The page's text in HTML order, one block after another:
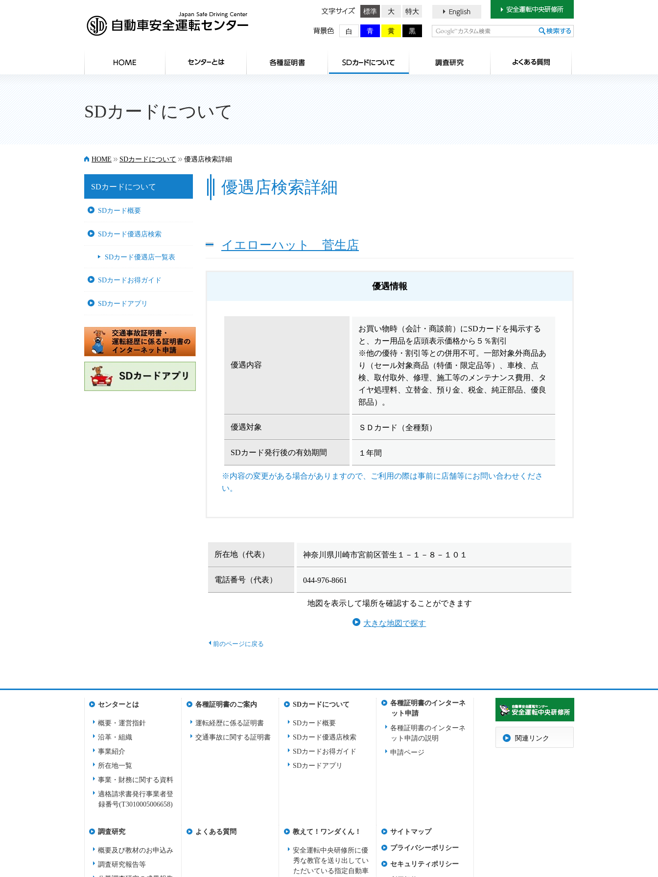
文字サイズ
標準 大 特大
背景色
白 青 黄 黒
SDカードについて
HOME >> SDカードについて >> 優遇店検索詳細
優遇店検索詳細
イエローハット 菅生店
優遇情報
優遇内容
お買い物時（会計・商談前）にSDカードを掲示する
と、カー用品を店頭表示価格から５％割引
※他の優待・割引等との併用不可。一部対象外商品あ
り（セール対象商品（特価・限定品等）、車検、点
検、取付取外、修理、施工等のメンテナンス費用、タ
イヤ処理料、立替金、預り金、税金、純正部品、優良
部品）。
優遇対象 ＳＤカード（全種類）
SDカード発行後の有効期間 １年間
※内容の変更がある場合がありますので、ご利用の際は事前に店舗等にお問い合わせくださ
い。
所在地（代表） 神奈川県川崎市宮前区菅生１－１－８－１０１
電話番号（代表） 044-976-8661
地図を表示して場所を確認することができます
大きな地図で探す
SDカードについて
SDカード概要
SDカード優遇店検索
SDカード優遇店一覧表
SDカードお得ガイド
SDカードアプリ
センターとは
概要・運営指針
沿革・組織
事業紹介
所在地一覧
事業・財務に関する資料
適格請求書発行事業者登
録番号(T3010005006658)
各種証明書のご案内
運転経歴に係る証明書
交通事故に関する証明書
SDカードについて
SDカード概要
SDカード優遇店検索
SDカードお得ガイド
SDカードアプリ
各種証明書のインターネ
ット申請
各種証明書のインターネ
ット申請の説明
申請ページ
調査研究
概要及び教材のお申込み
調査研究報告等
よくある質問 教えて！ワンダくん！
安全運転中央研修所に優
秀な教官を送り出してい
ただいている指定自動車
サイトマップ
プライバシーポリシー
セキュリティポリシー
関連リンク